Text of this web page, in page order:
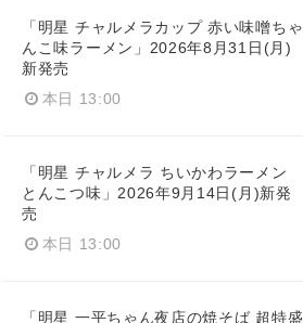
「明星 チャルメラカップ 赤い味噌ちゃ
んこ味ラーメン」2026年8月31日(月)
新発売
本日 13:00
「明星 チャルメラ ちいかわラーメン
とんこつ味」2026年9月14日(月)新発
売
本日 13:00
「明星 一平ちゃん夜店の焼そば 超特盛